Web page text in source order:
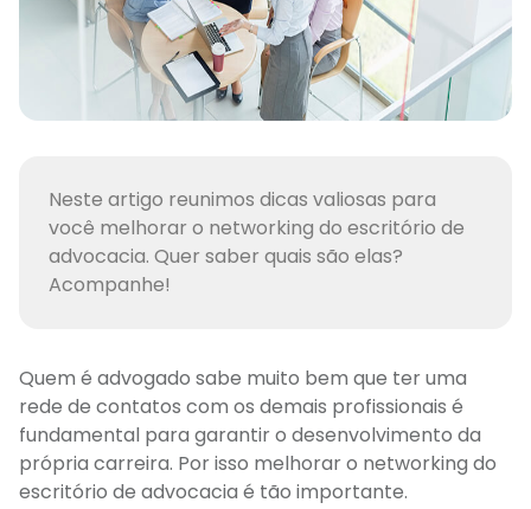
Neste artigo reunimos dicas valiosas para
você melhorar o networking do escritório de
advocacia. Quer saber quais são elas?
Acompanhe!
Quem é advogado sabe muito bem que ter uma
rede de contatos com os demais profissionais é
fundamental para garantir o desenvolvimento da
própria carreira. Por isso melhorar o networking do
escritório de advocacia é tão importante.